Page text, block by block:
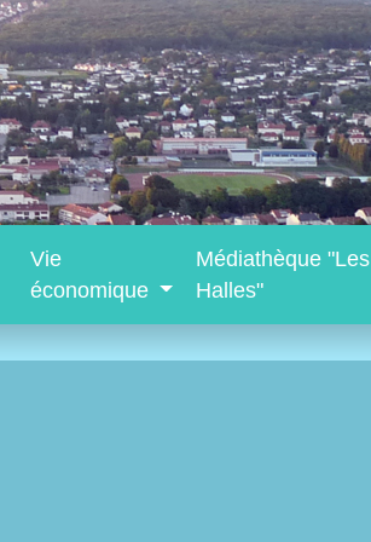
Vie
économique
Médiathèque "Les
Halles"